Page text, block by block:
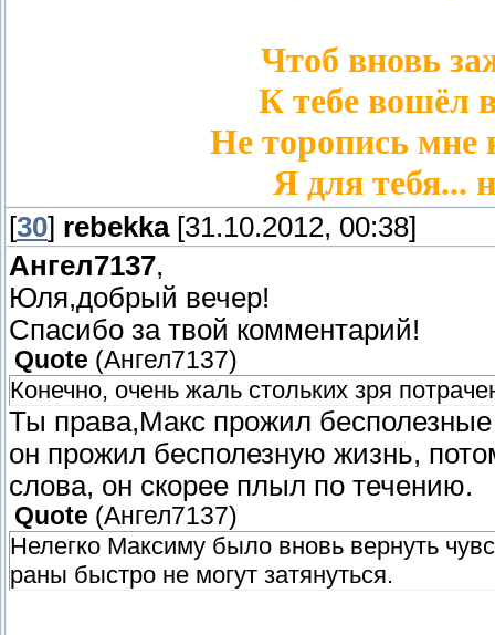
Чтоб вновь
К тебе вошёл
Не торопись
Я для тебя...
[30] rebekka[31.10.2012, 00:38]
Ангел7137,
Юля,добрый вечер!
Спасибо за твой комментарий!
Quote (Ангел7137)
Конечно, очень жаль стольких зря
Ты права,Макс прожил
он прожил бесполезную жизнь,
слова, он скорее плыл по течению.
Quote (Ангел7137)
Нелегко Максиму было вновь вернуть
раны быстро не могут затянуться.